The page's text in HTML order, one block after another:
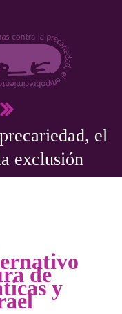
el
exclusión
de
y